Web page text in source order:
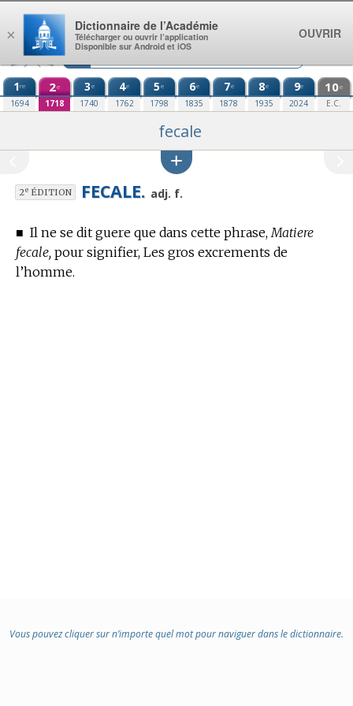
Aller au contenu
1re
1694
2e
1718
3e
1740
4e
1762
5e
1798
6e
1835
7e
1878
8e
1935
9e
2024
10e
E.C.
fecale
2eÉDITION FECALE. adj. f.
■ Il ne se dit guere que dans cette phrase,Matiere
fecale, pour signifier, Les gros excrements de
l’homme.
Vous pouvez cliquer sur n’importe quel mot pour naviguer dans le dictionnaire.
×
Dictionnaire de l’Académie
Télécharger ou ouvrir l’application
Disponible sur Android et iOS
OUVRIR